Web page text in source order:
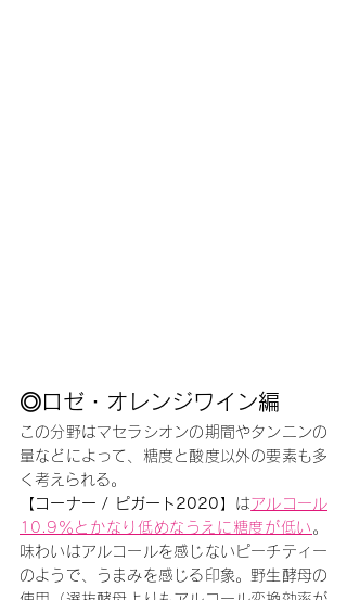
◎ロゼ・オレンジワイン編
この分野はマセラシオンの期間やタンニンの
量などによって、糖度と酸度以外の要素も多
く考えられる。
【コーナー / ピガート2020】 はアルコール
10.9％とかなり低めなうえに糖度が低い 。
味わいはアルコールを感じないピーチティー
のようで、うまみを感じる印象。野生酵母の